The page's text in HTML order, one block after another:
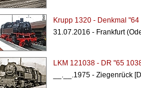
Krupp 1320 - Denkmal "64
31.07.2016 - Frankfurt
LKM 121038 - DR "65
__.__.1975 - Ziegenrück